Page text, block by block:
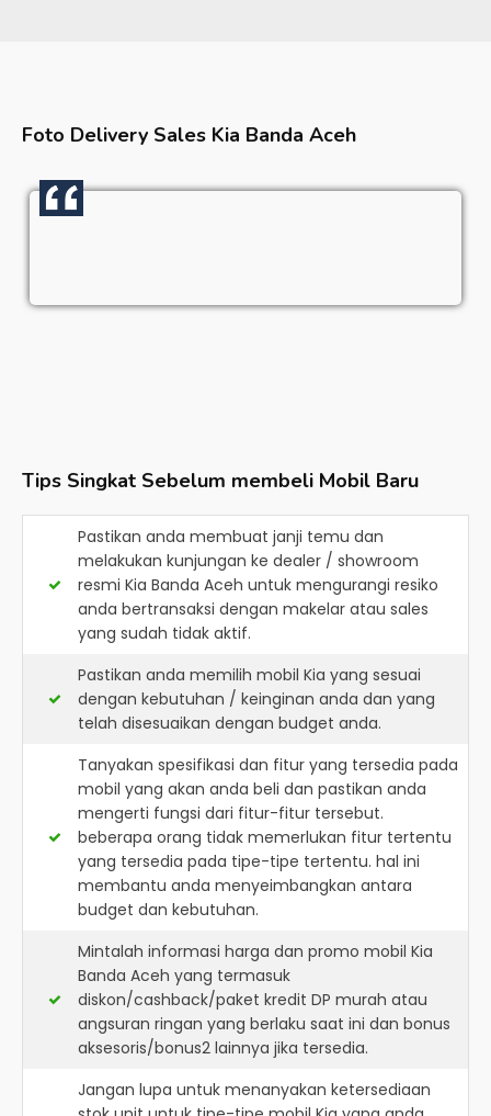
Foto Delivery Sales Kia Banda Aceh
Tips Singkat Sebelum membeli Mobil Baru
Pastikan anda membuat janji temu dan
melakukan kunjungan ke dealer / showroom
resmi Kia Banda Aceh untuk mengurangi resiko
anda bertransaksi dengan makelar atau sales
yang sudah tidak aktif.
Pastikan anda memilih mobil Kia yang sesuai
dengan kebutuhan / keinginan anda dan yang
telah disesuaikan dengan budget anda.
Tanyakan spesifikasi dan fitur yang tersedia pada
mobil yang akan anda beli dan pastikan anda
mengerti fungsi dari fitur-fitur tersebut.
beberapa orang tidak memerlukan fitur tertentu
yang tersedia pada tipe-tipe tertentu. hal ini
membantu anda menyeimbangkan antara
budget dan kebutuhan.
Mintalah informasi harga dan promo mobil Kia
Banda Aceh yang termasuk
diskon/cashback/paket kredit DP murah atau
angsuran ringan yang berlaku saat ini dan bonus
aksesoris/bonus2 lainnya jika tersedia.
Jangan lupa untuk menanyakan ketersediaan